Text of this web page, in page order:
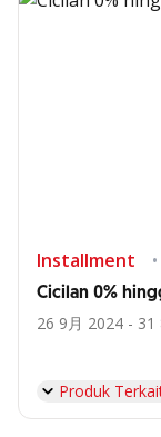
Installment
Cicilan 0%
26 9月 2024 - 31
Produk